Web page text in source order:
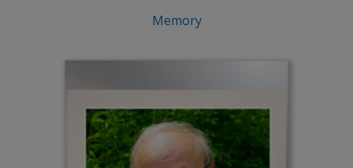
Memory